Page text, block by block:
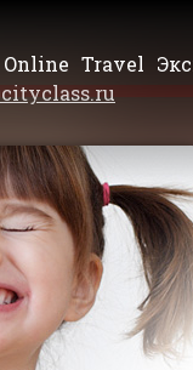
Online Travel